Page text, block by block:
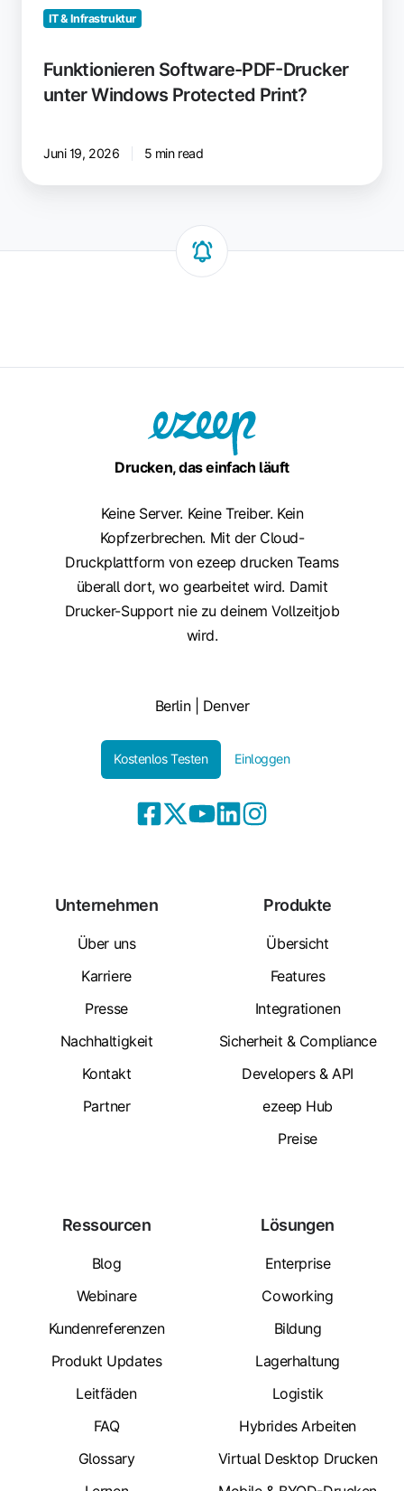
IT & Infrastruktur
Funktionieren Software-PDF-Drucker
unter Windows Protected Print?
Juni 19, 2026 5 min read
Drucken, das einfach läuft
Keine Server. Keine Treiber. Kein
Kopfzerbrechen. Mit der Cloud-
Druckplattform von ezeep drucken Teams
überall dort, wo gearbeitet wird. Damit
Drucker-Support nie zu deinem Vollzeitjob
wird.
Berlin | Denver
Kostenlos Testen Einloggen
Unternehmen
Über uns
Karriere
Presse
Nachhaltigkeit
Kontakt
Partner
Produkte
Übersicht
Features
Integrationen
Sicherheit & Compliance
Developers & API
ezeep Hub
Preise
Ressourcen
Blog
Webinare
Kundenreferenzen
Produkt Updates
Leitfäden
FAQ
Glossary
Lösungen
Enterprise
Coworking
Bildung
Lagerhaltung
Logistik
Hybrides Arbeiten
Virtual Desktop Drucken